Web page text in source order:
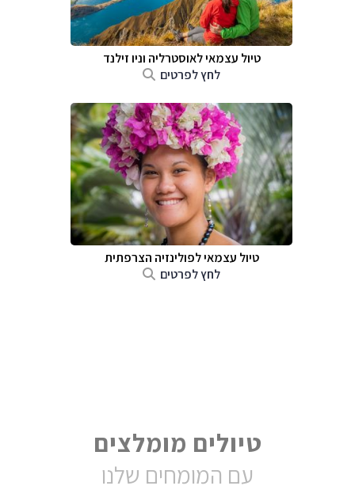
טיול עצמאי לאוסטרליה וניו זילנד
לחץ לפרטים
טיול עצמאי לפולינזיה הצרפתית
לחץ לפרטים
טיולים מומלצים
עם המומחים שלנו